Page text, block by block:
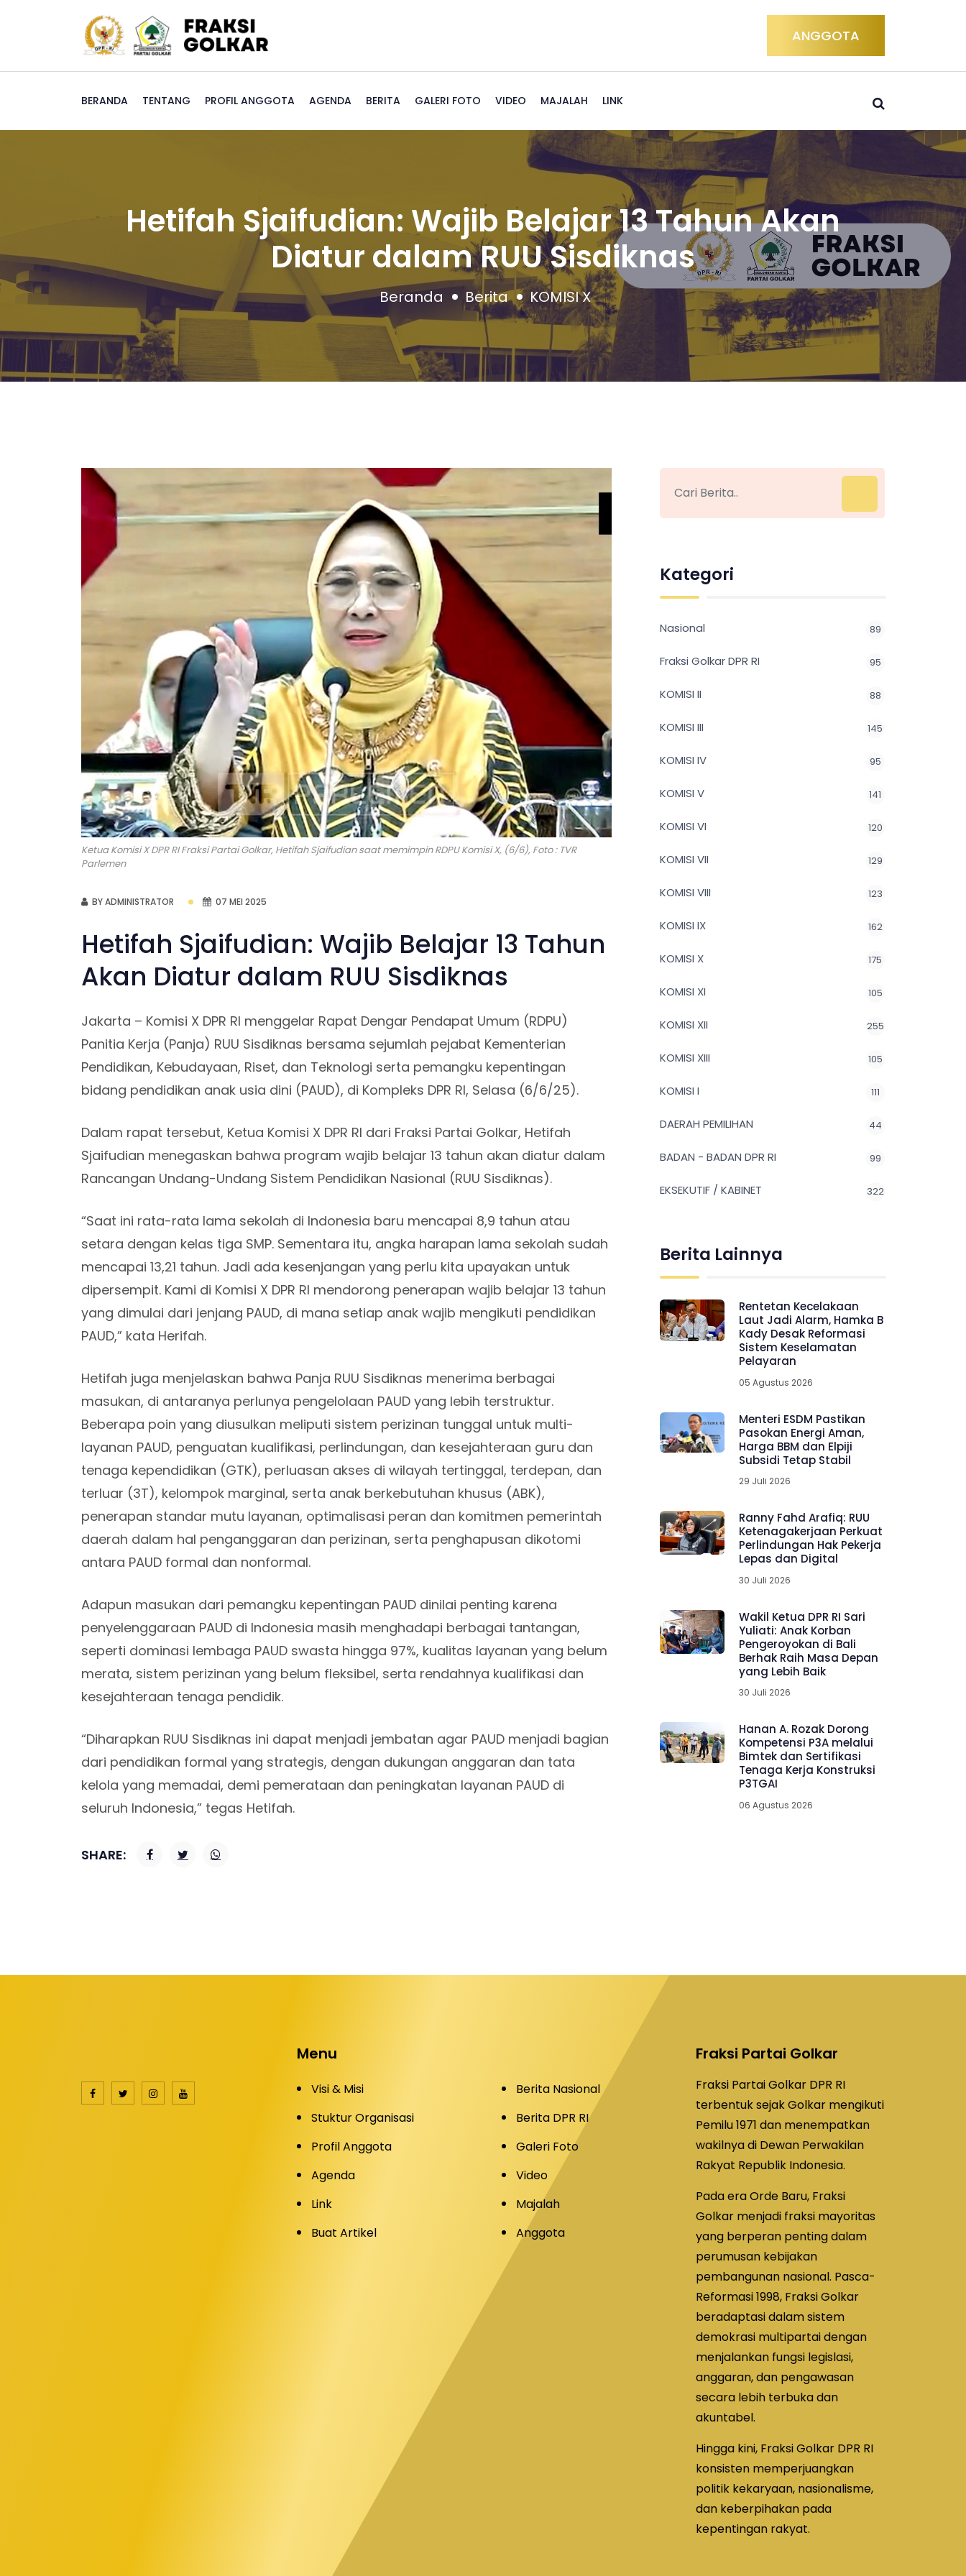
ANGGOTA
BERANDA TENTANG PROFIL ANGGOTA AGENDA BERITA GALERI FOTO VIDEO MAJALAH LINK
Hetifah Sjaifudian: Wajib Belajar 13 Tahun Akan
Diatur dalam RUU Sisdiknas
Beranda Berita KOMISI X
Ketua Komisi X DPR RI Fraksi Partai Golkar, Hetifah Sjaifudian saat memimpin RDPU Komisi X, (6/6), Foto : TVR
Parlemen
BY ADMINISTRATOR 07 MEI 2025
Hetifah Sjaifudian: Wajib Belajar 13 Tahun
Akan Diatur dalam RUU Sisdiknas
Jakarta – Komisi X DPR RI menggelar Rapat Dengar Pendapat Umum (RDPU)
Panitia Kerja (Panja) RUU Sisdiknas bersama sejumlah pejabat Kementerian
Pendidikan, Kebudayaan, Riset, dan Teknologi serta pemangku kepentingan
bidang pendidikan anak usia dini (PAUD), di Kompleks DPR RI, Selasa (6/6/25).
Dalam rapat tersebut, Ketua Komisi X DPR RI dari Fraksi Partai Golkar, Hetifah
Sjaifudian menegaskan bahwa program wajib belajar 13 tahun akan diatur dalam
Rancangan Undang-Undang Sistem Pendidikan Nasional (RUU Sisdiknas).
“Saat ini rata-rata lama sekolah di Indonesia baru mencapai 8,9 tahun atau
setara dengan kelas tiga SMP. Sementara itu, angka harapan lama sekolah sudah
mencapai 13,21 tahun. Jadi ada kesenjangan yang perlu kita upayakan untuk
dipersempit. Kami di Komisi X DPR RI mendorong penerapan wajib belajar 13 tahun
yang dimulai dari jenjang PAUD, di mana setiap anak wajib mengikuti pendidikan
PAUD,” kata Herifah.
Hetifah juga menjelaskan bahwa Panja RUU Sisdiknas menerima berbagai
masukan, di antaranya perlunya pengelolaan PAUD yang lebih terstruktur.
Beberapa poin yang diusulkan meliputi sistem perizinan tunggal untuk multi-
layanan PAUD, penguatan kualifikasi, perlindungan, dan kesejahteraan guru dan
tenaga kependidikan (GTK), perluasan akses di wilayah tertinggal, terdepan, dan
terluar (3T), kelompok marginal, serta anak berkebutuhan khusus (ABK),
penerapan standar mutu layanan, optimalisasi peran dan komitmen pemerintah
daerah dalam hal penganggaran dan perizinan, serta penghapusan dikotomi
antara PAUD formal dan nonformal.
Adapun masukan dari pemangku kepentingan PAUD dinilai penting karena
penyelenggaraan PAUD di Indonesia masih menghadapi berbagai tantangan,
seperti dominasi lembaga PAUD swasta hingga 97%, kualitas layanan yang belum
merata, sistem perizinan yang belum fleksibel, serta rendahnya kualifikasi dan
kesejahteraan tenaga pendidik.
“Diharapkan RUU Sisdiknas ini dapat menjadi jembatan agar PAUD menjadi bagian
dari pendidikan formal yang strategis, dengan dukungan anggaran dan tata
kelola yang memadai, demi pemerataan dan peningkatan layanan PAUD di
seluruh Indonesia,” tegas Hetifah.
SHARE:
Kategori
Nasional 89
Fraksi Golkar DPR RI 95
KOMISI II 88
KOMISI III 145
KOMISI IV 95
KOMISI V 141
KOMISI VI 120
KOMISI VII 129
KOMISI VIII 123
KOMISI IX 162
KOMISI X 175
KOMISI XI 105
KOMISI XII 255
KOMISI XIII 105
KOMISI I 111
DAERAH PEMILIHAN 44
BADAN - BADAN DPR RI 99
EKSEKUTIF / KABINET 322
Berita Lainnya
Rentetan Kecelakaan
Laut Jadi Alarm, Hamka B
Kady Desak Reformasi
Sistem Keselamatan
Pelayaran
05 Agustus 2026
Menteri ESDM Pastikan
Pasokan Energi Aman,
Harga BBM dan Elpiji
Subsidi Tetap Stabil
29 Juli 2026
Ranny Fahd Arafiq: RUU
Ketenagakerjaan Perkuat
Perlindungan Hak Pekerja
Lepas dan Digital
30 Juli 2026
Wakil Ketua DPR RI Sari
Yuliati: Anak Korban
Pengeroyokan di Bali
Berhak Raih Masa Depan
yang Lebih Baik
30 Juli 2026
Hanan A. Rozak Dorong
Kompetensi P3A melalui
Bimtek dan Sertifikasi
Tenaga Kerja Konstruksi
P3TGAI
06 Agustus 2026
Menu
Visi & Misi
Stuktur Organisasi
Profil Anggota
Agenda
Link
Buat Artikel
Berita Nasional
Berita DPR RI
Galeri Foto
Video
Majalah
Anggota
Fraksi Partai Golkar
Fraksi Partai Golkar DPR RI
terbentuk sejak Golkar mengikuti
Pemilu 1971 dan menempatkan
wakilnya di Dewan Perwakilan
Rakyat Republik Indonesia.
Pada era Orde Baru, Fraksi
Golkar menjadi fraksi mayoritas
yang berperan penting dalam
perumusan kebijakan
pembangunan nasional. Pasca-
Reformasi 1998, Fraksi Golkar
beradaptasi dalam sistem
demokrasi multipartai dengan
menjalankan fungsi legislasi,
anggaran, dan pengawasan
secara lebih terbuka dan
akuntabel.
Hingga kini, Fraksi Golkar DPR RI
konsisten memperjuangkan
politik kekaryaan, nasionalisme,
dan keberpihakan pada
kepentingan rakyat.